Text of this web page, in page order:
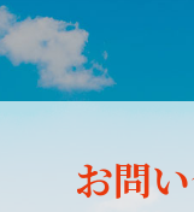
お問